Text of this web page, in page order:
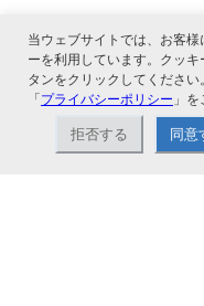
当ウェブサイトでは、お客
ーを利用しています。クッ
タンをクリックしてくださ
「プライバシーポリシー 」を
拒否する 同意